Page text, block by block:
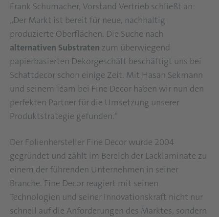
Frank Schumacher, Vorstand Vertrieb schließt an:
„Der Markt ist bereit für neue, nachhaltig
produzierte Oberflächen. Die Suche nach
alternativen Substraten zum überwiegend
papierbasierten Dekorgeschäft beschäftigt uns bei
Schattdecor schon einige Zeit. Mit Hasan Sekmann
und seinem Team bei Fine Decor haben wir nun den
perfekten Partner für die Umsetzung unserer
Produktstrategie gefunden.“
Der Folienhersteller Fine Decor wurde 2004
gegründet und zählt im Bereich der Lacklaminate zu
einem der führenden Unternehmen in seiner
Branche. Fine Decor reagiert mit seinen
Technologien und seiner Innovationskraft nicht nur
schnell auf die Anforderungen des Marktes, sondern